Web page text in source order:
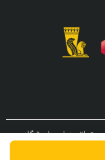
به این فروشگاه می